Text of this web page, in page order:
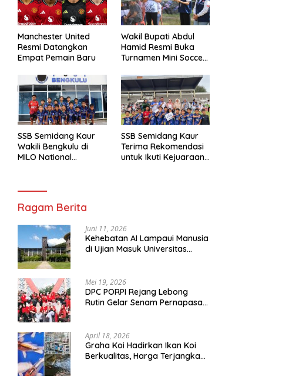
Manchester United
Resmi Datangkan
Empat Pemain Baru
Wakil Bupati Abdul
Hamid Resmi Buka
Turnamen Mini Soccer
SSB Semidang Kaur
Wakili Bengkulu di
MILO National
SSB Semidang Kaur
Terima Rekomendasi
untuk Ikuti Kejuaraan
Ragam Berita
Juni 11, 2026
Kehebatan AI Lampaui Manusia
di Ujian Masuk Universitas
Mei 19, 2026
DPC PORPI Rejang Lebong
Rutin Gelar Senam Pernapasan
April 18, 2026
Graha Koi Hadirkan Ikan Koi
Berkualitas, Harga Terjangkau